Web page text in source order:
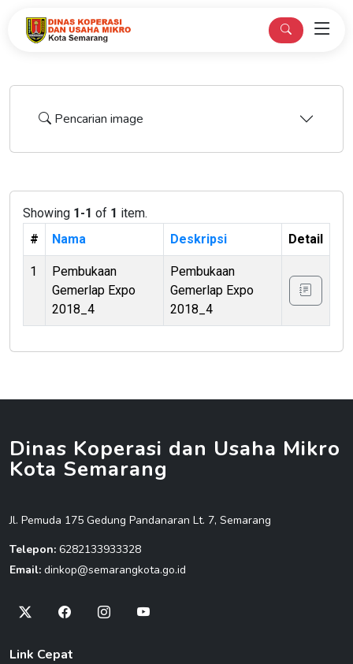
Pencarian image
Showing 1-1 of 1 item.
#
Nama Deskripsi Detail
1
Pembukaan
Gemerlap Expo
2018_4
Pembukaan
Gemerlap Expo
2018_4
Dinas Koperasi dan Usaha Mikro
Kota Semarang
Jl. Pemuda 175 Gedung Pandanaran Lt. 7, Semarang
Telepon: 6282133933328
Email: dinkop@semarangkota.go.id
Link Cepat